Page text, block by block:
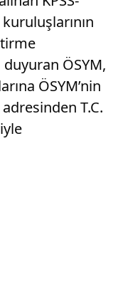
ÖSYM,
ÖSYM’nin
adresinden T.C.